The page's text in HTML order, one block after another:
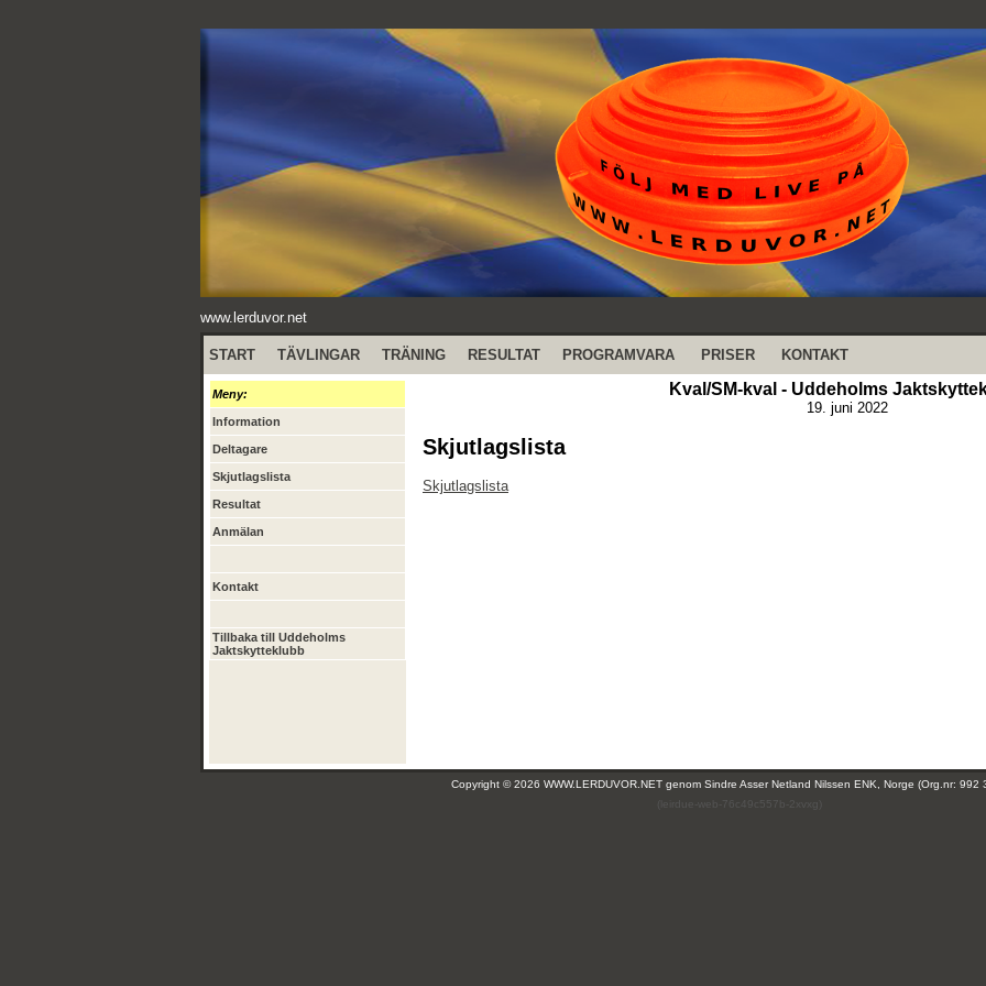
www.lerduvor.net
START TÄVLINGAR TRÄNING RESULTAT PROGRAMVARA PRISER KONTAKT
Meny:
Information
Deltagare
Skjutlagslista
Resultat
Anmälan
Kontakt
Tillbaka till Uddeholms
Jaktskytteklubb
Kval/SM-kval - Uddeholms
19. juni 2022
Skjutlagslista
Skjutlagslista
Copyright © 2026 WWW.LERDUVOR.NET genom Sindre Asser Netland Nilssen ENK, Norge (Org.nr: 992
(leirdue-web-76c49c557b-2xvxg)